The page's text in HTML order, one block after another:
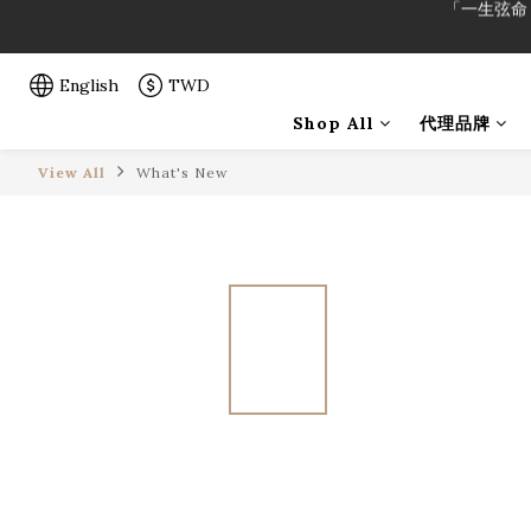
「一生弦
「一生弦
English TWD
Shop All
代理品牌
View All What's New